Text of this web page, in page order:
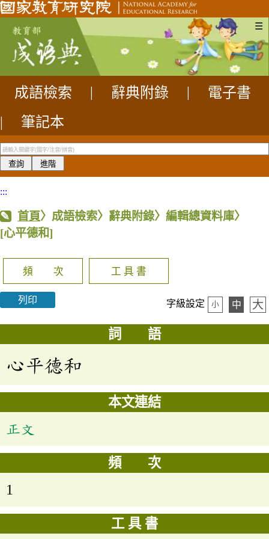
☰
成語檢索 辭典附錄
電子書
|
筆記本
:::
首頁〉成語檢索〉辭典附錄〉編輯總資料庫〉
[心平德和]
頻 次 工 具 書
列印 字級設定 小 中 大
詞 語
心平德和
本文連結
正文
頻 次
1
工 具 書